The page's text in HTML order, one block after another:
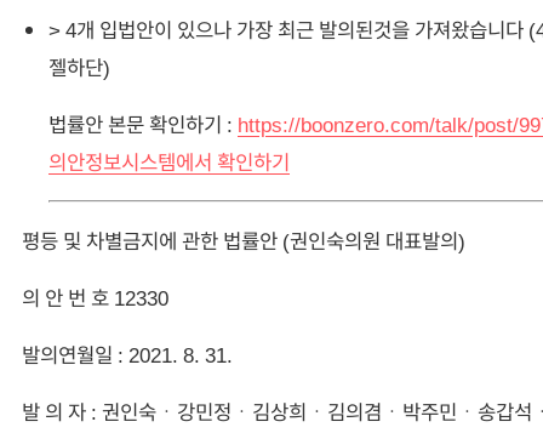
> 4개 입법안이 있으나 가장 최근 발의된것을 가져왔습니다
젤하단)
법률안 본문 확인하기 : https://boonzero.com/talk/post/
의안정보시스템에서 확인하기
평등 및 차별금지에 관한 법률안 (권인숙의원 대표발의)
의 안 번 호 12330
발의연월일 : 2021. 8. 31.
발 의 자 : 권인숙ㆍ강민정ㆍ김상희ㆍ김의겸ㆍ박주민ㆍ송갑석